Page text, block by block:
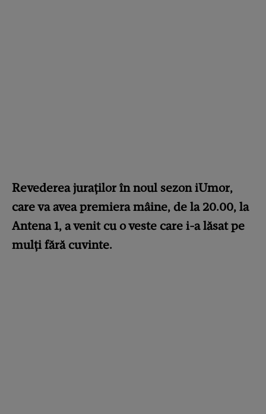
Revederea juraților în noul sezon iUmor,
care va avea premiera mâine, de la 20.00, la
Antena 1, a venit cu o veste care i-a lăsat pe
mulți fără cuvinte.